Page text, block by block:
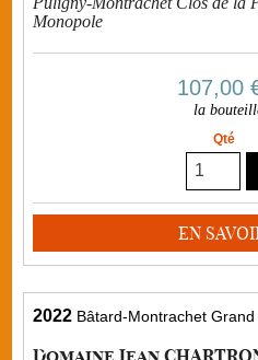
Monopole
107,00
la
Qté
EN
2022 Bâtard-Montrachet
Domaine Jean